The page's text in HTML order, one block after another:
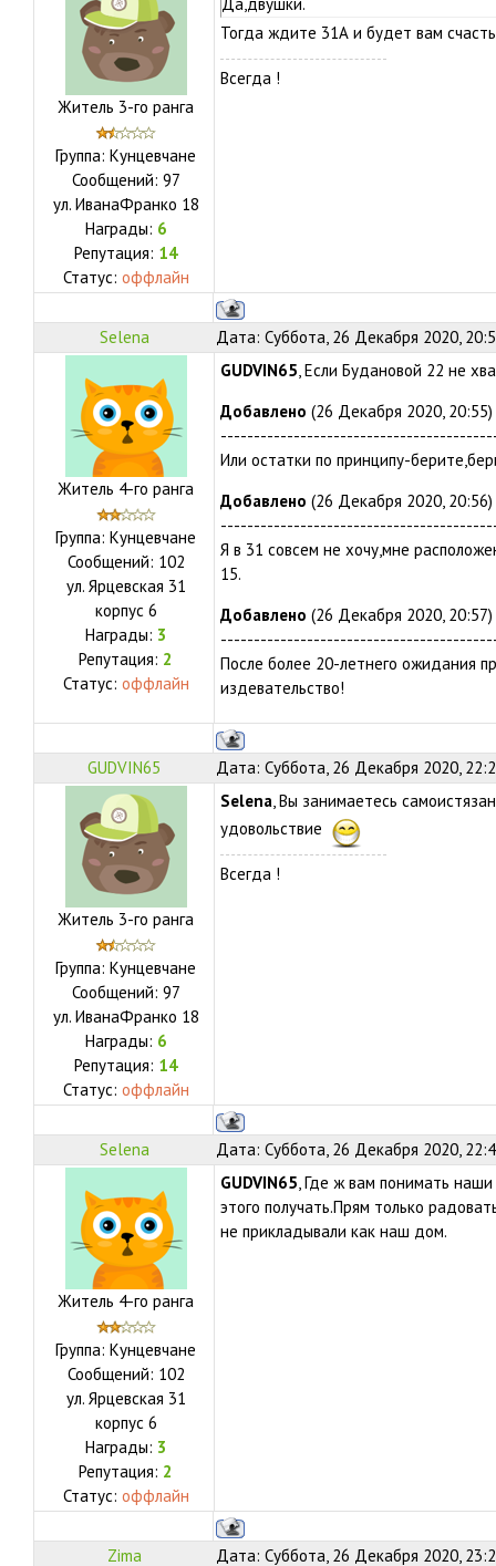
Житель 3-го ранга
Группа: Кунцевчане
Сообщений: 97
ул. ИванаФранко 18
Награды: 6
Репутация: 14
Статус: оффлайн
Тогда ждите 31А и будет вам
Всегда !
Selena Дата: Суббота, 26 Декабря 2020,
Житель 4-го ранга
Группа: Кунцевчане
Сообщений: 102
ул. Ярцевская 31
корпус 6
Награды: 3
Репутация: 2
Статус: оффлайн
GUDVIN65, Если Будановой 22 не
Добавлено (26 Декабря 2020, 20:55)
Или остатки по принципу-
Добавлено (26 Декабря 2020, 20:56)
Я в 31 совсем не хочу,мне
15.
Добавлено (26 Декабря 2020, 20:57)
После более 20-летнего ожидания
издевательство!
GUDVIN65 Дата: Суббота, 26 Декабря 2020,
Житель 3-го ранга
Группа: Кунцевчане
Сообщений: 97
ул. ИванаФранко 18
Награды: 6
Репутация: 14
Статус: оффлайн
Selena, Вы занимаетесь
удовольствие
Всегда !
Selena Дата: Суббота, 26 Декабря 2020,
Житель 4-го ранга
Группа: Кунцевчане
Сообщений: 102
ул. Ярцевская 31
корпус 6
Награды: 3
Репутация: 2
Статус: оффлайн
GUDVIN65, Где ж вам понимать
этого получать.Прям только
не прикладывали как наш дом.
Zima Дата: Суббота, 26 Декабря 2020,